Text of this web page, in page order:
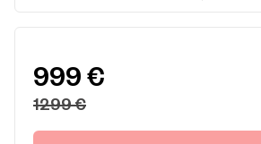
999€
1299€